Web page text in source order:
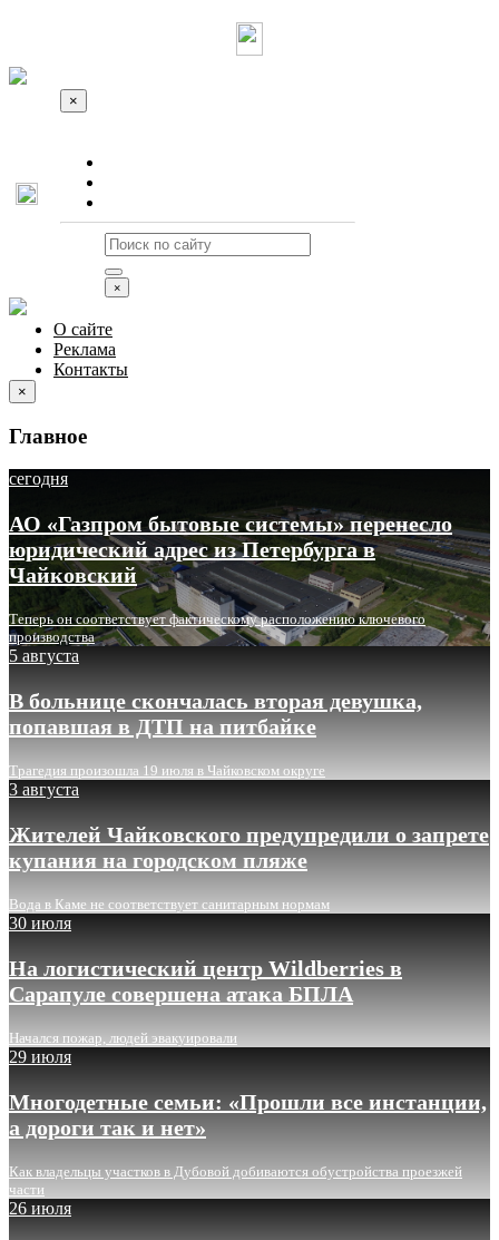
×
×
О сайте
Реклама
Контакты
×
Главное
сегодня
АО «Газпром бытовые системы» перенесло
юридический адрес из Петербурга в
Чайковский
Теперь он соответствует фактическому расположению ключевого
производства
5 августа
В больнице скончалась вторая девушка,
попавшая в ДТП на питбайке
Трагедия произошла 19 июля в Чайковском округе
3 августа
Жителей Чайковского предупредили о запрете
купания на городском пляже
Вода в Каме не соответствует санитарным нормам
30 июля
На логистический центр Wildberries в
Сарапуле совершена атака БПЛА
Начался пожар, людей эвакуировали
29 июля
Многодетные семьи: «Прошли все инстанции,
а дороги так и нет»
Как владельцы участков в Дубовой добиваются обустройства проезжей
части
26 июля